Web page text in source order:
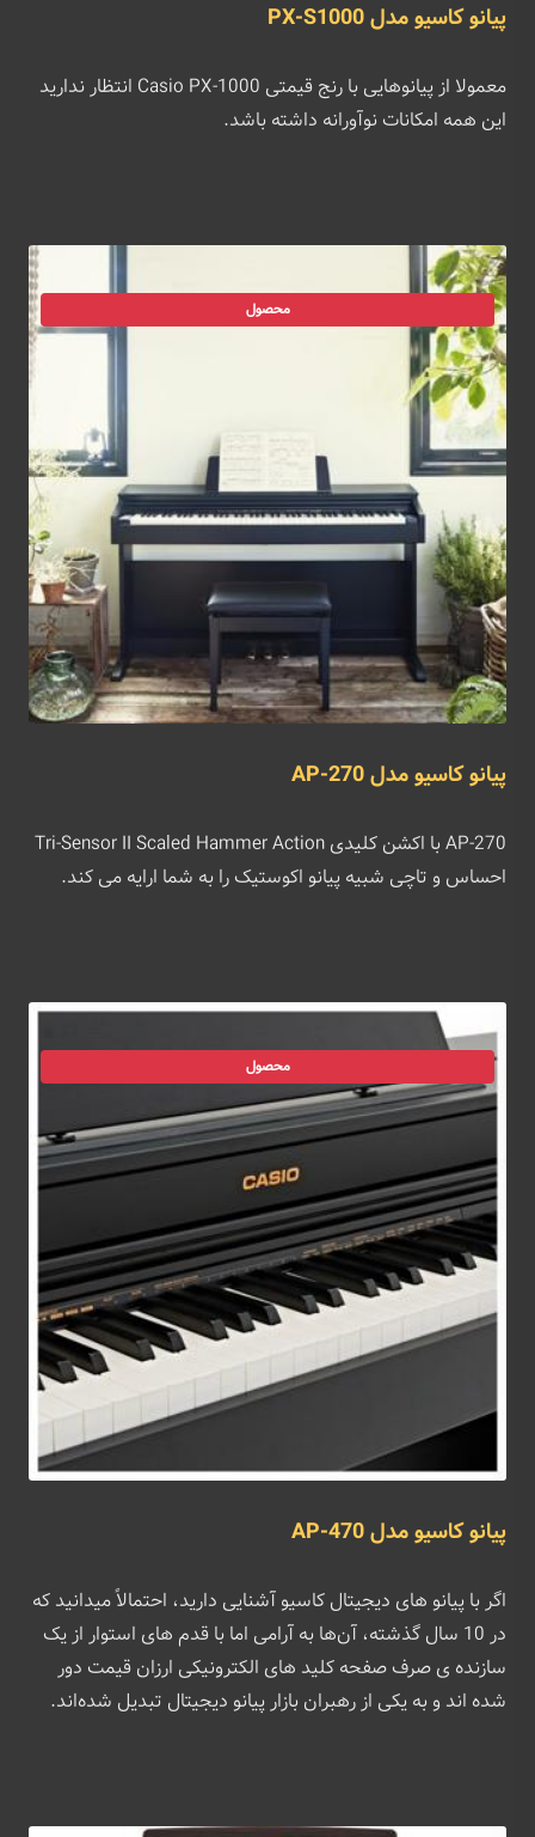
پیانو کاسیو مدل PX-S1000
معمولا از پیانوهایی با رنج قیمتی Casio PX-1000 انتظار ندارید
این همه امکانات نوآورانه داشته باشد.
محصول
پیانو کاسیو مدل AP-270
AP-270 با اکشن کلیدی Tri-Sensor II Scaled Hammer Action
احساس و تاچی شبیه پیانو اکوستیک را به شما ارایه می کند.
محصول
پیانو کاسیو مدل AP-470
اگر با پیانو های دیجیتال کاسیو آشنایی دارید، احتمالاً میدانید که
در 10 سال گذشته، آن‌ها به آرامی اما با قدم های استوار از یک
سازنده ی صرف صفحه کلید های الکترونیکی ارزان قیمت دور
شده اند و به یکی از رهبران بازار پیانو دیجیتال تبدیل شده‌اند.